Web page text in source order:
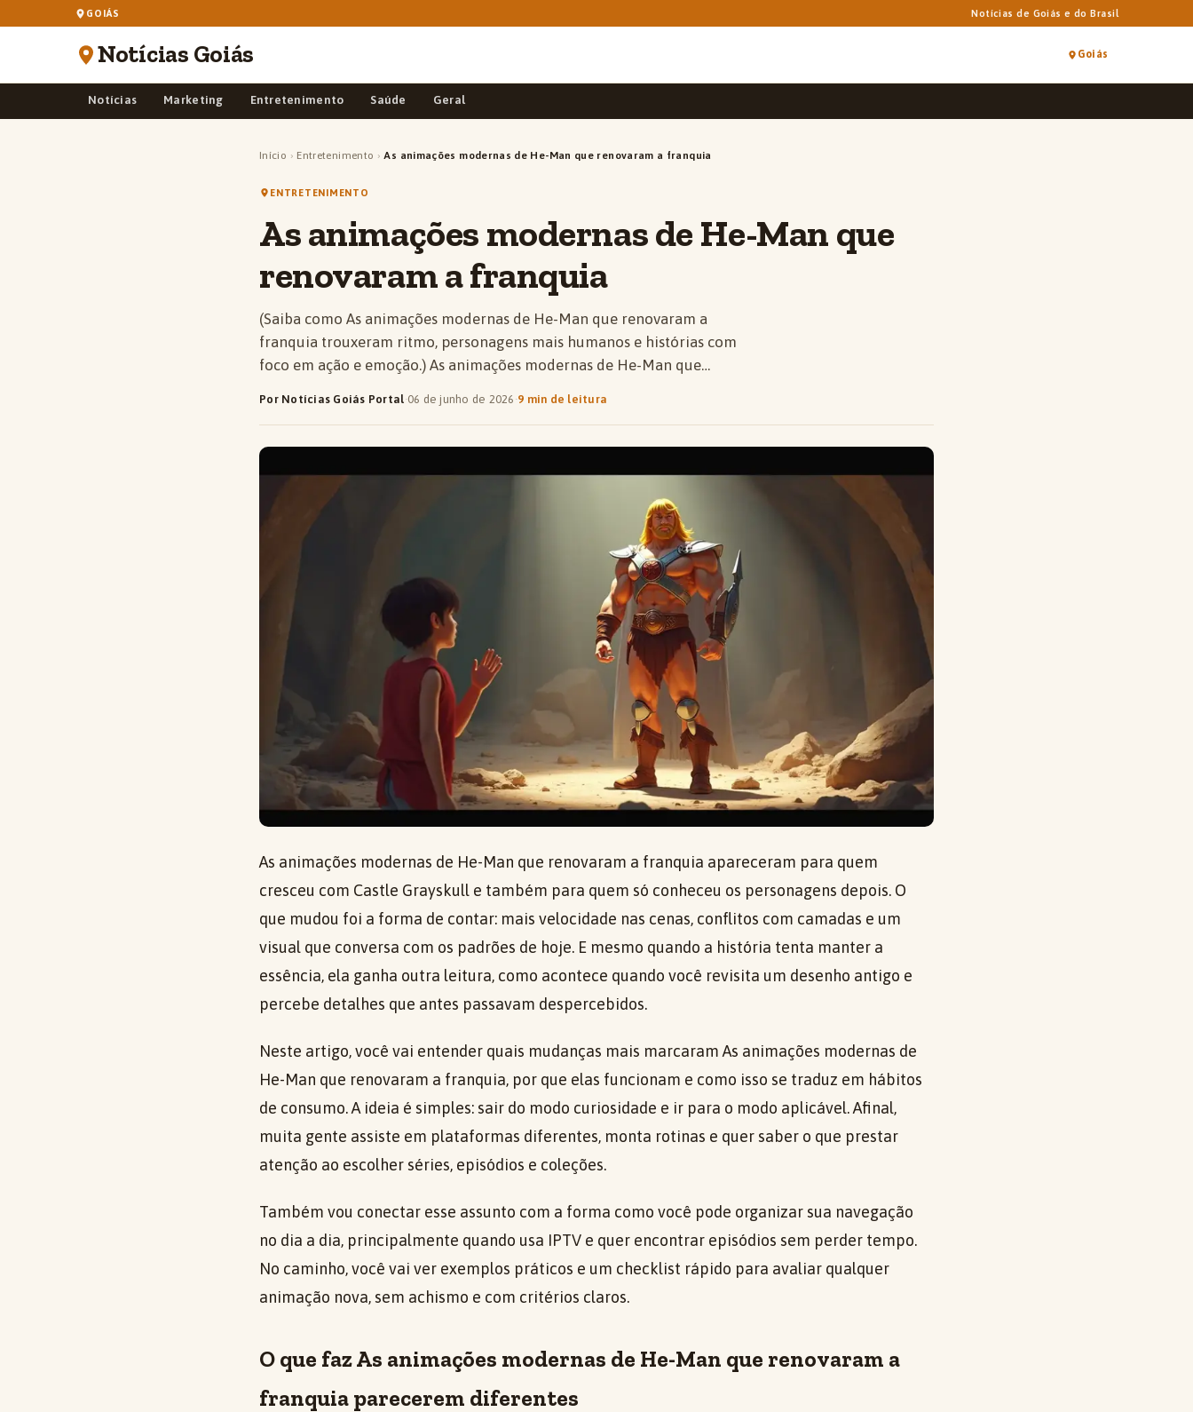
GOIÁS Notícias de Goiás e do Brasil
Notícias Goiás Goiás
Notícias Marketing Entretenimento Saúde Geral
Início › Entretenimento › As animações modernas de He-Man que renovaram a franquia
ENTRETENIMENTO
As animações modernas de He-Man que
renovaram a franquia
(Saiba como As animações modernas de He-Man que renovaram a
franquia trouxeram ritmo, personagens mais humanos e histórias com
foco em ação e emoção.) As animações modernas de He-Man que…
Por Notícias Goiás Portal·06 de junho de 2026 ·9 min de leitura
As animações modernas de He-Man que renovaram a franquia apareceram para quem
cresceu com Castle Grayskull e também para quem só conheceu os personagens depois. O
que mudou foi a forma de contar: mais velocidade nas cenas, conflitos com camadas e um
visual que conversa com os padrões de hoje. E mesmo quando a história tenta manter a
essência, ela ganha outra leitura, como acontece quando você revisita um desenho antigo e
percebe detalhes que antes passavam despercebidos.
Neste artigo, você vai entender quais mudanças mais marcaram As animações modernas de
He-Man que renovaram a franquia, por que elas funcionam e como isso se traduz em hábitos
de consumo. A ideia é simples: sair do modo curiosidade e ir para o modo aplicável. Afinal,
muita gente assiste em plataformas diferentes, monta rotinas e quer saber o que prestar
atenção ao escolher séries, episódios e coleções.
Também vou conectar esse assunto com a forma como você pode organizar sua navegação
no dia a dia, principalmente quando usa IPTV e quer encontrar episódios sem perder tempo.
No caminho, você vai ver exemplos práticos e um checklist rápido para avaliar qualquer
animação nova, sem achismo e com critérios claros.
O que faz As animações modernas de He-Man que renovaram a
franquia parecerem diferentes